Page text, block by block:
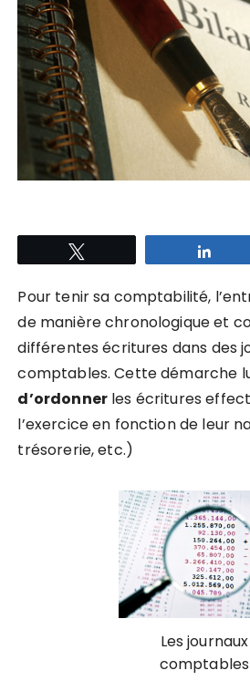
Pour tenir sa comptabilité,
de manière chronologique et
différentes écritures dans des
comptables. Cette démarche
d’ordonnerles écritures
l’exercice en fonction de leur
trésorerie, etc.)
Les journaux
comptables